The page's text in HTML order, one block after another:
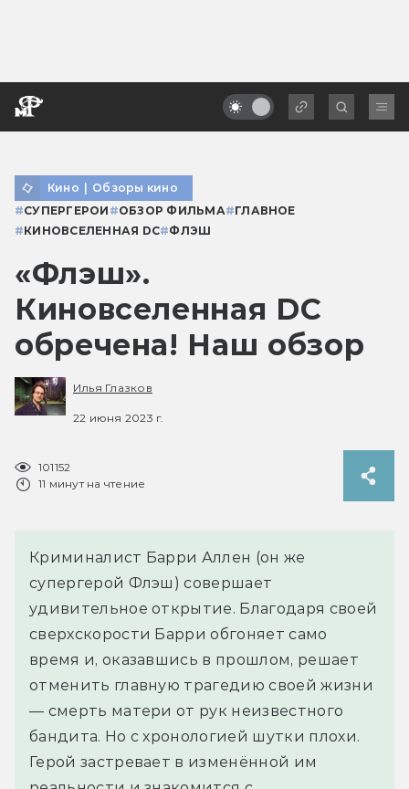
Кино | Обзоры кино
#СУПЕРГЕРОИ #ОБЗОР ФИЛЬМА#ГЛАВНОЕ
#КИНОВСЕЛЕННАЯ DC#ФЛЭШ
«Флэш».
Киновселенная DC
обречена! Наш обзор
Илья Глазков
22 июня 2023 г.
101152
11 минут на чтение
Криминалист Барри Аллен (он же
супергерой Флэш) совершает
удивительное открытие. Благодаря своей
сверхскорости Барри обгоняет само
время и, оказавшись в прошлом, решает
отменить главную трагедию своей жизни
— смерть матери от рук неизвестного
бандита. Но с хронологией шутки плохи.
Герой застревает в изменённой им